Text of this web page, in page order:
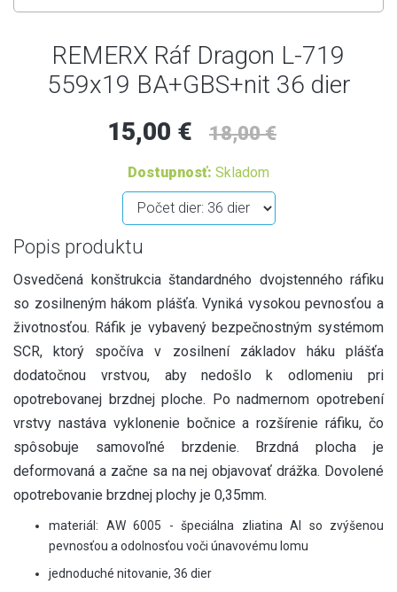
REMERX Ráf Dragon L-719
559x19 BA+GBS+nit 36 dier
15,00 €
18,00 €
Dostupnosť: Skladom
Popis produktu
Osvedčená konštrukcia štandardného dvojstenného ráfiku
so zosilneným hákom plášťa. Vyniká vysokou pevnosťou a
životnosťou. Ráfik je vybavený bezpečnostným systémom
SCR, ktorý spočíva v zosilnení základov háku plášťa
dodatočnou vrstvou, aby nedošlo k odlomeniu pri
opotrebovanej brzdnej ploche. Po nadmernom opotrebení
vrstvy nastáva vyklonenie bočnice a rozšírenie ráfiku, čo
spôsobuje samovoľné brzdenie. Brzdná plocha je
deformovaná a začne sa na nej objavovať drážka. Dovolené
opotrebovanie brzdnej plochy je 0,35mm.
materiál: AW 6005 - špeciálna zliatina Al so zvýšenou
pevnosťou a odolnosťou voči únavovému lomu
jednoduché nitovanie, 36 dier